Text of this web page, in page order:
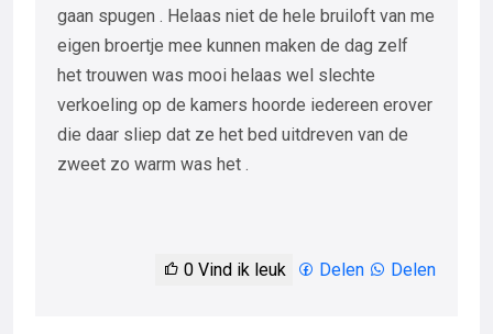
gaan spugen . Helaas niet de hele bruiloft van me
eigen broertje mee kunnen maken de dag zelf
het trouwen was mooi helaas wel slechte
verkoeling op de kamers hoorde iedereen erover
die daar sliep dat ze het bed uitdreven van de
zweet zo warm was het .
0 Vind ik leuk Delen Delen